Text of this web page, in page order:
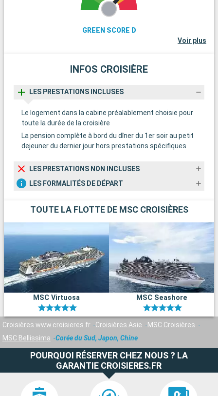
GREEN SCORE D
Voir plus
INFOS CROISIÈRE
LES PRESTATIONS INCLUSES
Le logement dans la cabine préalablement choisie pour
toute la durée de la croisière
La pension complète à bord du dîner du 1er soir au petit
dejeuner du dernier jour hors prestations spécifiques
LES PRESTATIONS NON INCLUSES
LES FORMALITÉS DE DÉPART
TOUTE LA FLOTTE DE MSC CROISIÈRES
MSC Virtuosa MSC Seashore
Croisières www.croisieres.fr Croisières Asie
MSC Croisières
MSC Bellissima
Corée du Sud, Japon, Chine
POURQUOI RÉSERVER CHEZ NOUS ? LA
GARANTIE CROISIERES.FR